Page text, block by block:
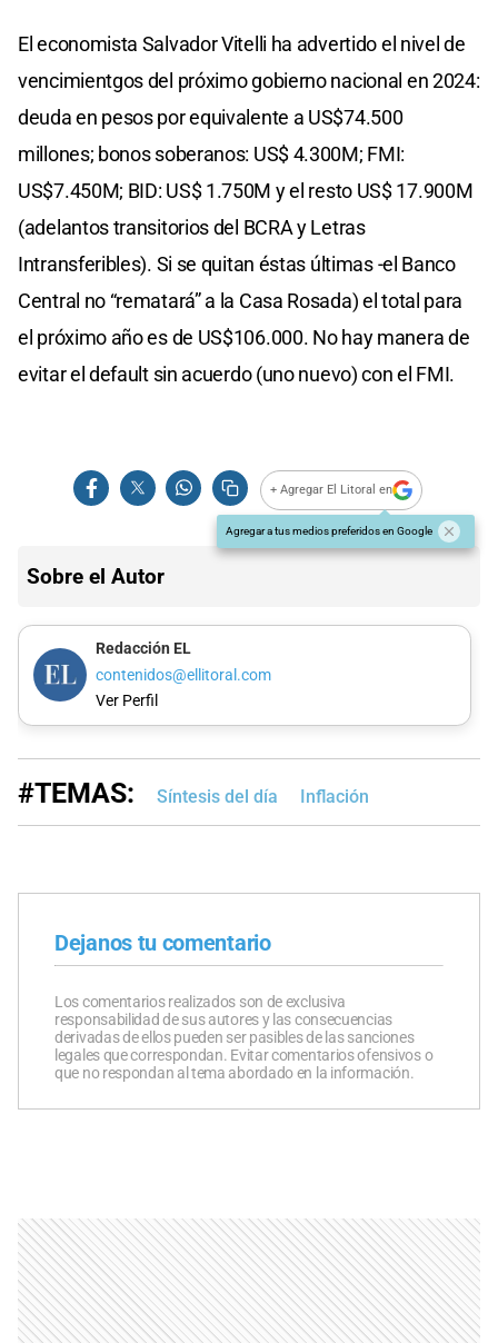
El economista Salvador Vitelli ha advertido el nivel de
vencimientgos del próximo gobierno nacional en 2024:
deuda en pesos por equivalente a US$74.500
millones; bonos soberanos: US$ 4.300M; FMI:
US$7.450M; BID: US$ 1.750M y el resto US$ 17.900M
(adelantos transitorios del BCRA y Letras
Intransferibles). Si se quitan éstas últimas -el Banco
Central no “rematará” a la Casa Rosada) el total para
el próximo año es de US$106.000. No hay manera de
evitar el default sin acuerdo (uno nuevo) con el FMI.
+ Agregar El Litoral en
Agregar a tus medios preferidos en Google
Sobre el Autor
Redacción EL
contenidos@ellitoral.com
Ver Perfil
#TEMAS: Síntesis del día Inflación
Dejanos tu comentario
Los comentarios realizados son de exclusiva
responsabilidad de sus autores y las consecuencias
derivadas de ellos pueden ser pasibles de las sanciones
legales que correspondan. Evitar comentarios ofensivos o
que no respondan al tema abordado en la información.